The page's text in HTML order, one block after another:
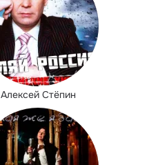
Алексей Стёпин